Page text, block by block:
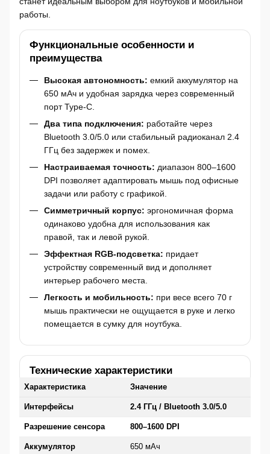
работы.
Функциональные особенности и
преимущества
Высокая автономность: емкий аккумулятор на
650 мАч и удобная зарядка через современный
порт Type-C.
Два типа подключения: работайте через
Bluetooth 3.0/5.0 или стабильный радиоканал 2.4
ГГц без задержек и помех.
Настраиваемая точность: диапазон 800–1600
DPI позволяет адаптировать мышь под офисные
задачи или работу с графикой.
Симметричный корпус: эргономичная форма
одинаково удобна для использования как
правой, так и левой рукой.
Эффектная RGB-подсветка: придает
устройству современный вид и дополняет
интерьер рабочего места.
Легкость и мобильность: при весе всего 70 г
мышь практически не ощущается в руке и легко
помещается в сумку для ноутбука.
Технические характеристики
Характеристика Значение
Интерфейсы 2.4 ГГц / Bluetooth 3.0/5.0
Разрешение сенсора 800–1600 DPI
Аккумулятор 650 мАч